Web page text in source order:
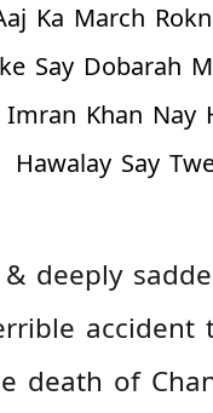
Ka March
Say Dobarah
Khan Nay
Hawalay Say
deeply
accident
death of